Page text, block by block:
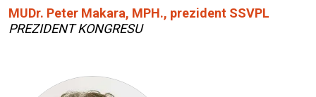
MUDr. Peter Makara, MPH., prezident SSVPL
PREZIDENT KONGRESU